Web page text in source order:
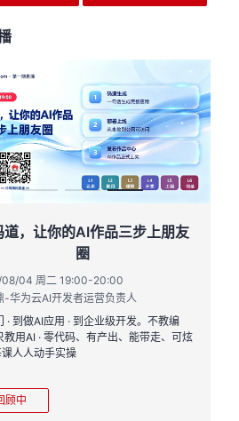
道，让你的AI作品三步上朋友
圈
04 周二 19:00-20:00
-华为云AI开发者运营负责人
· 到做AI应用 · 到企业级开发。不教编
教用AI · 零代码、有产出、能带走、可炫
课人人动手实操
顾中